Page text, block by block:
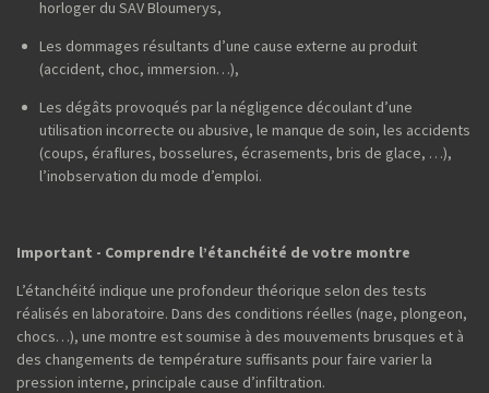
horloger du SAV Bloumerys,
Les dommages résultants d’une cause externe au produit
(accident, choc, immersion…),
Les dégâts provoqués par la négligence découlant d’une
utilisation incorrecte ou abusive, le manque de soin, les accidents
(coups, éraflures, bosselures, écrasements, bris de glace, …),
l’inobservation du mode d’emploi.
Important - Comprendre l’étanchéité de votre montre
L’étanchéité indique une profondeur théorique selon des tests
réalisés en laboratoire. Dans des conditions réelles (nage, plongeon,
chocs…), une montre est soumise à des mouvements brusques et à
des changements de température suffisants pour faire varier la
pression interne, principale cause d’infiltration.